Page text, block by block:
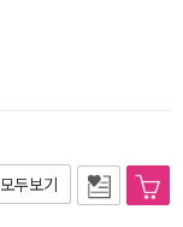
모두보기